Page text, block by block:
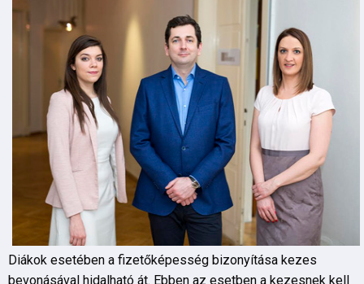
Diákok esetében a fizetőképesség bizonyítása kezes
bevonásával hidalható át. Ebben az esetben a kezesnek kell